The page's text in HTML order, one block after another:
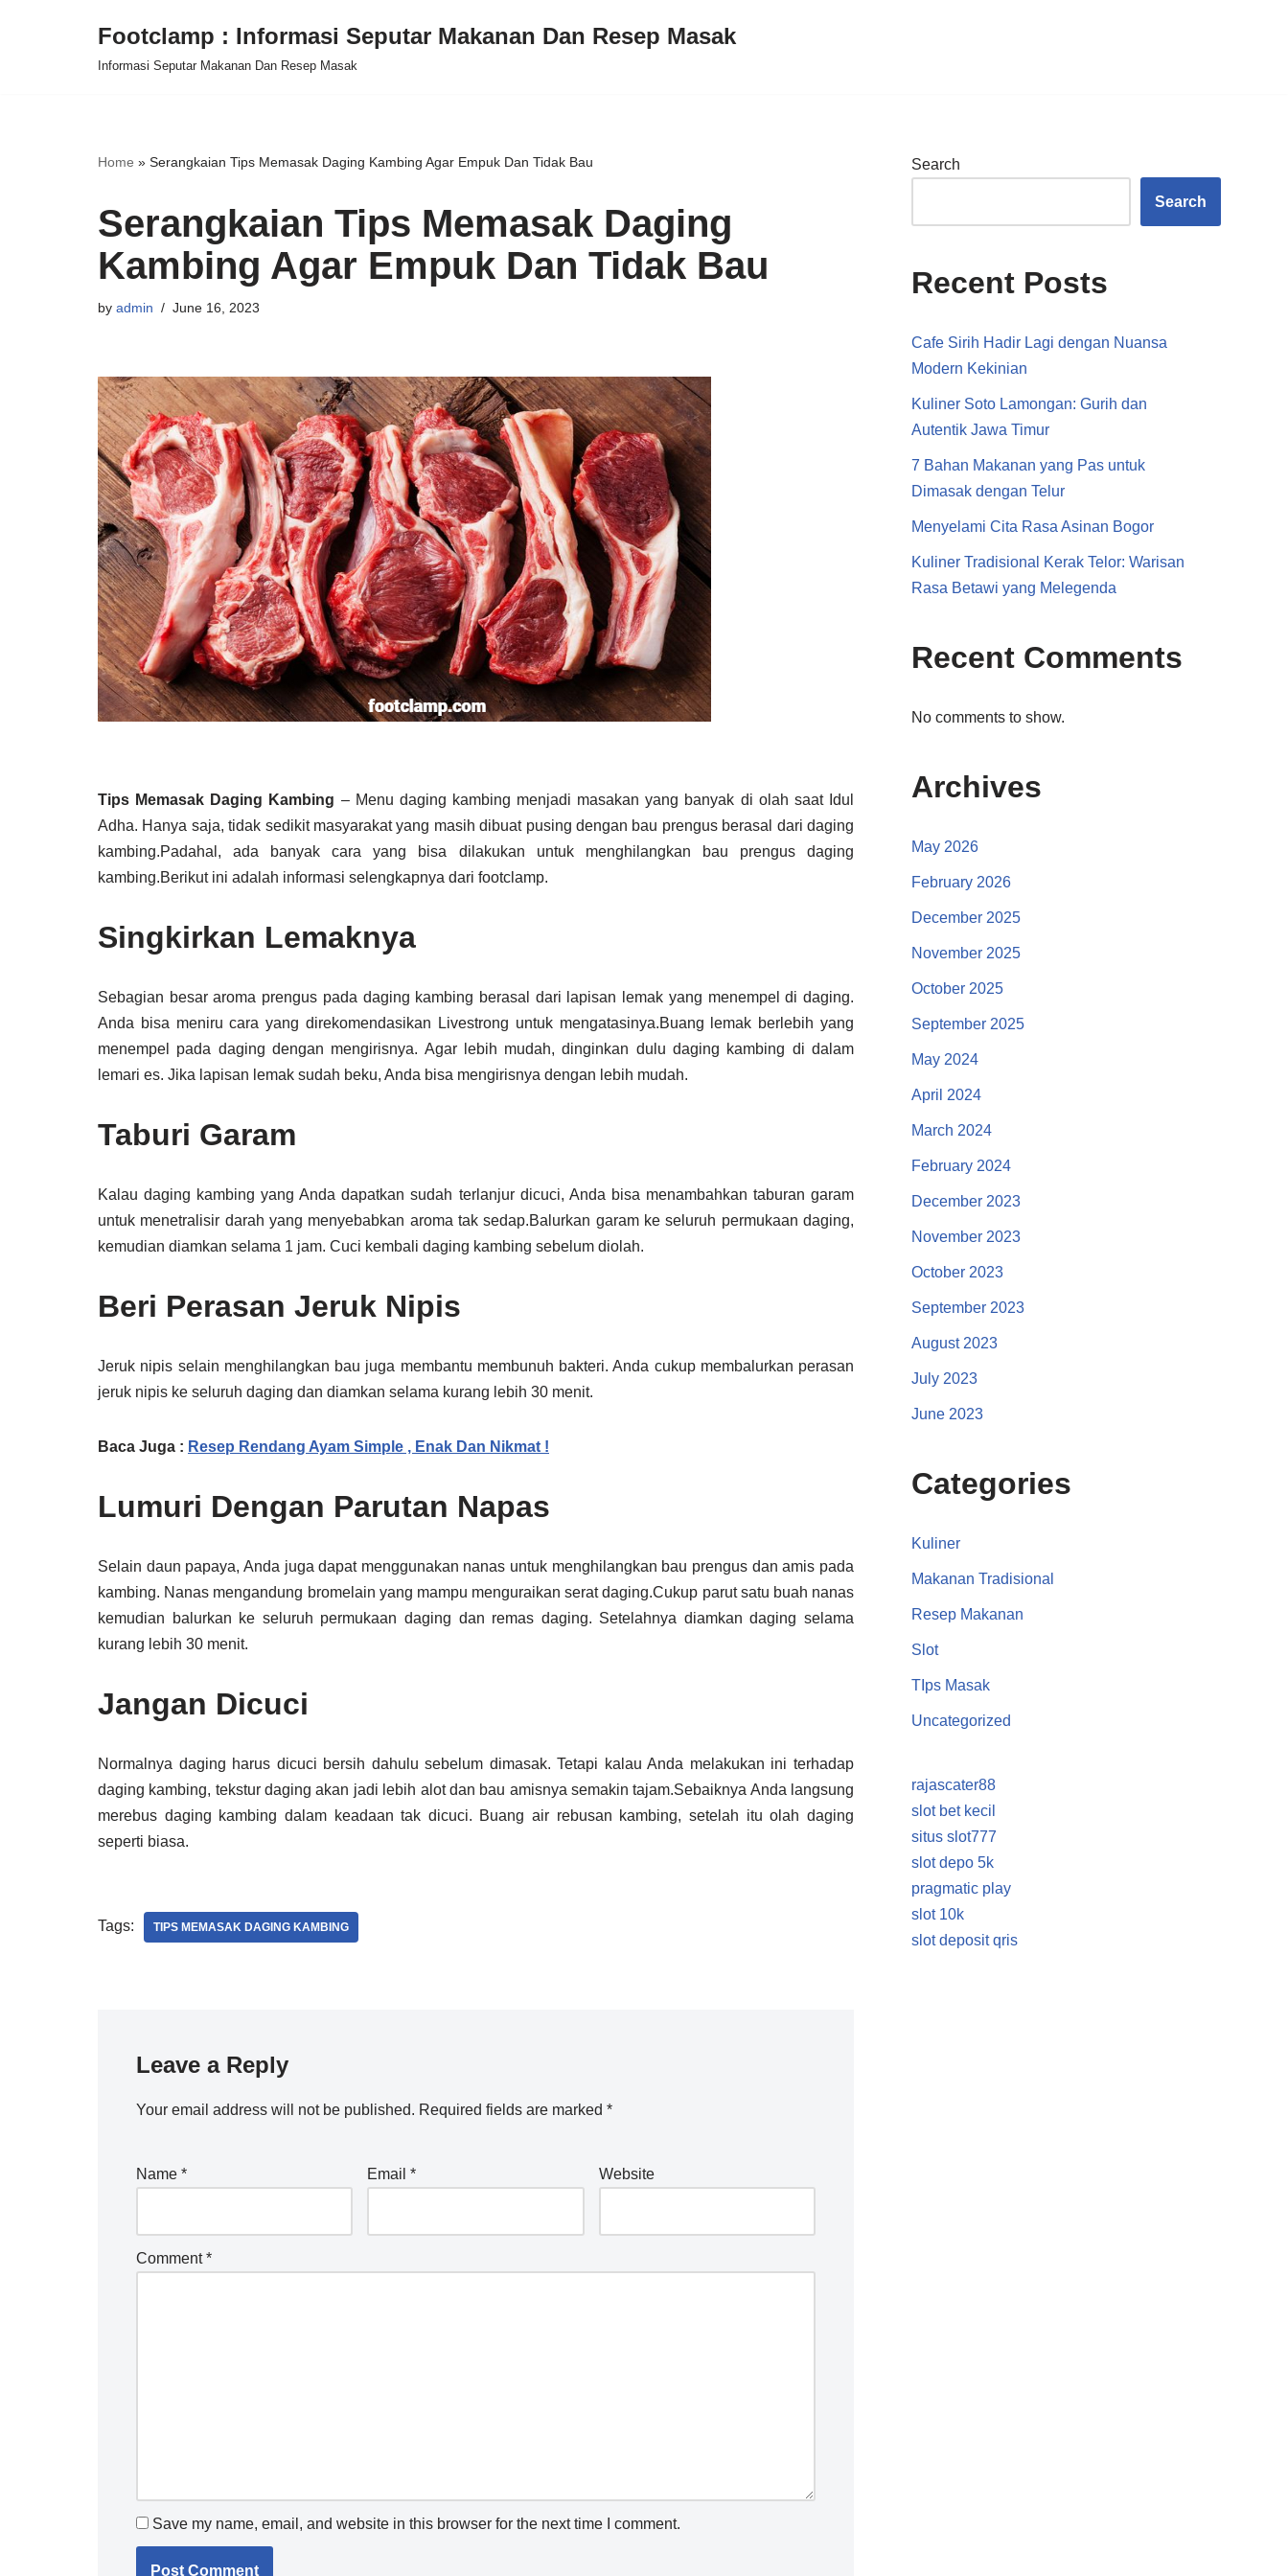
Footclamp : Informasi Seputar Makanan Dan Resep Masak
Informasi Seputar Makanan Dan Resep Masak
Home » Serangkaian Tips Memasak Daging Kambing Agar Empuk Dan Tidak Bau
Serangkaian Tips Memasak Daging
Kambing Agar Empuk Dan Tidak Bau
by admin June 16, 2023
Tips Memasak Daging Kambing – Menu daging kambing menjadi masakan yang banyak di olah saat Idul
Adha. Hanya saja, tidak sedikit masyarakat yang masih dibuat pusing dengan bau prengus berasal dari daging
kambing.Padahal, ada banyak cara yang bisa dilakukan untuk menghilangkan bau prengus daging
kambing.Berikut ini adalah informasi selengkapnya dari footclamp.
Singkirkan Lemaknya
Sebagian besar aroma prengus pada daging kambing berasal dari lapisan lemak yang menempel di daging.
Anda bisa meniru cara yang direkomendasikan Livestrong untuk mengatasinya.Buang lemak berlebih yang
menempel pada daging dengan mengirisnya. Agar lebih mudah, dinginkan dulu daging kambing di dalam
lemari es. Jika lapisan lemak sudah beku, Anda bisa mengirisnya dengan lebih mudah.
Taburi Garam
Kalau daging kambing yang Anda dapatkan sudah terlanjur dicuci, Anda bisa menambahkan taburan garam
untuk menetralisir darah yang menyebabkan aroma tak sedap.Balurkan garam ke seluruh permukaan daging,
kemudian diamkan selama 1 jam. Cuci kembali daging kambing sebelum diolah.
Beri Perasan Jeruk Nipis
Jeruk nipis selain menghilangkan bau juga membantu membunuh bakteri. Anda cukup membalurkan perasan
jeruk nipis ke seluruh daging dan diamkan selama kurang lebih 30 menit.
Baca Juga : Resep Rendang Ayam Simple , Enak Dan Nikmat !
Lumuri Dengan Parutan Napas
Selain daun papaya, Anda juga dapat menggunakan nanas untuk menghilangkan bau prengus dan amis pada
kambing. Nanas mengandung bromelain yang mampu menguraikan serat daging.Cukup parut satu buah nanas
kemudian balurkan ke seluruh permukaan daging dan remas daging. Setelahnya diamkan daging selama
kurang lebih 30 menit.
Jangan Dicuci
Normalnya daging harus dicuci bersih dahulu sebelum dimasak. Tetapi kalau Anda melakukan ini terhadap
daging kambing, tekstur daging akan jadi lebih alot dan bau amisnya semakin tajam.Sebaiknya Anda langsung
merebus daging kambing dalam keadaan tak dicuci. Buang air rebusan kambing, setelah itu olah daging
seperti biasa.
Tags: TIPS MEMASAK DAGING KAMBING
Leave a Reply
Your email address will not be published. Required fields are marked *
Name * Email* Website
Comment*
Save my name, email, and website in this browser for the next time I comment.
Search
Search
Recent Posts
Cafe Sirih Hadir Lagi dengan Nuansa
Modern Kekinian
Kuliner Soto Lamongan: Gurih dan
Autentik Jawa Timur
7 Bahan Makanan yang Pas untuk
Dimasak dengan Telur
Menyelami Cita Rasa Asinan Bogor
Kuliner Tradisional Kerak Telor: Warisan
Rasa Betawi yang Melegenda
Recent Comments
No comments to show.
Archives
May 2026
February 2026
December 2025
November 2025
October 2025
September 2025
May 2024
April 2024
March 2024
February 2024
December 2023
November 2023
October 2023
September 2023
August 2023
July 2023
June 2023
Categories
Kuliner
Makanan Tradisional
Resep Makanan
Slot
TIps Masak
Uncategorized
rajascater88
slot bet kecil
situs slot777
slot depo 5k
pragmatic play
slot 10k
slot deposit qris